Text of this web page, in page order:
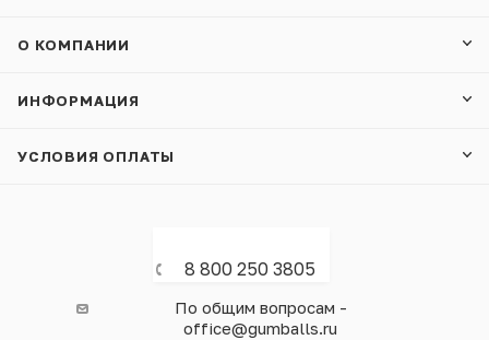
О КОМПАНИИ
ИНФОРМАЦИЯ
УСЛОВИЯ ОПЛАТЫ
8 800 250 3805
По общим вопросам -
office@gumballs.ru